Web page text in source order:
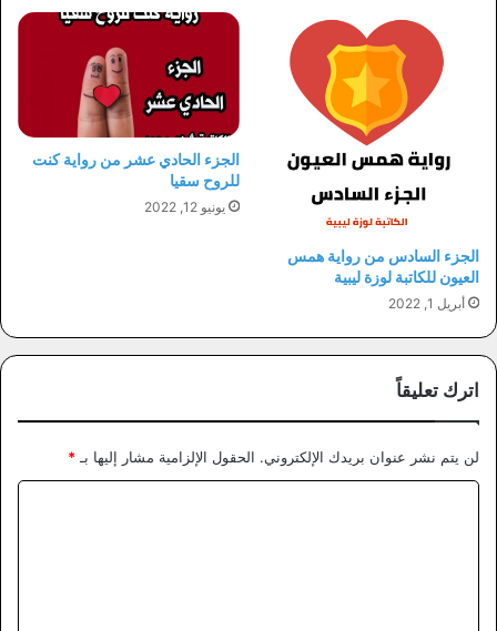
الجزء السادس من رواية همس
العيون للكاتبة لوزة ليبية
أبريل 1, 2022
الجزء الحادي عشر من رواية كنت
للروح سقيا
يونيو 12, 2022
اترك تعليقاً
لن يتم نشر عنوان بريدك الإلكتروني. الحقول الإلزامية مشار إليها بـ*